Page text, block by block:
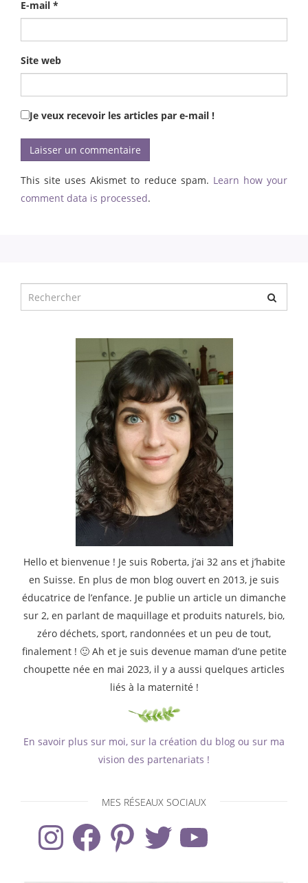
E-mail *
Site web
Je veux recevoir les articles par e-mail !
This site uses Akismet to reduce spam. Learn how your
comment data is processed.
pour
Hello et bienvenue ! Je suis Roberta, j’ai 32 ans et j’habite
en Suisse. En plus de mon blog ouvert en 2013, je suis
éducatrice de l’enfance. Je publie un article un dimanche
sur 2, en parlant de maquillage et produits naturels, bio,
zéro déchets, sport, randonnées et un peu de tout,
finalement ! 🙂 Ah et je suis devenue maman d’une petite
choupette née en mai 2023, il y a aussi quelques articles
liés à la maternité !
En savoir plus sur moi, sur la création du blog ou sur ma
vision des partenariats !
MES RÉSEAUX SOCIAUX
InstagramFacebook PinterestTwitter YouTube